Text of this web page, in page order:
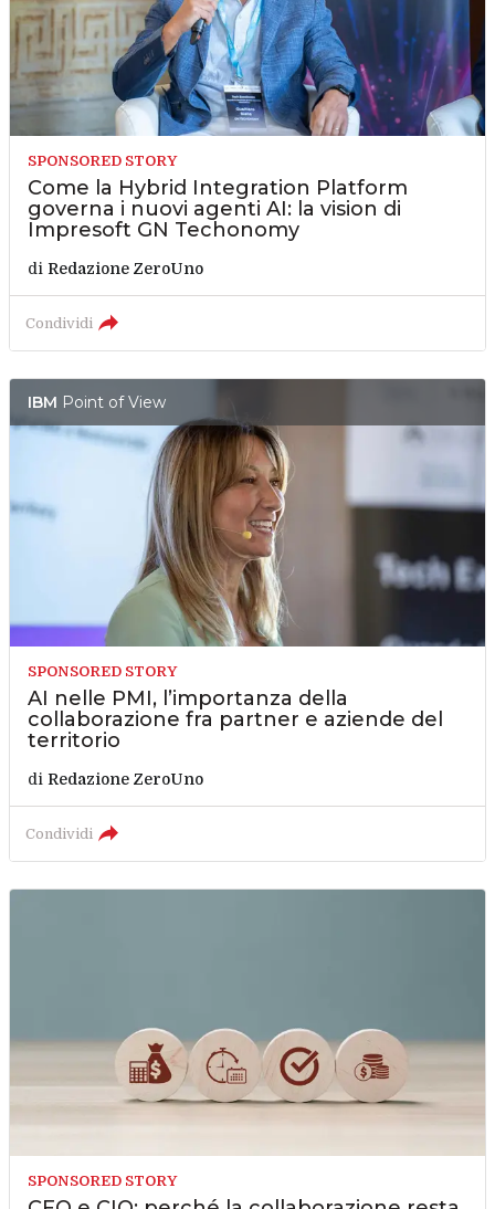
SPONSORED STORY
Come la Hybrid Integration Platform
governa i nuovi agenti AI: la vision di
Impresoft GN Techonomy
di Redazione ZeroUno
Condividi
IBM Point of View
SPONSORED STORY
AI nelle PMI, l’importanza della
collaborazione fra partner e aziende del
territorio
di Redazione ZeroUno
Condividi
SPONSORED STORY